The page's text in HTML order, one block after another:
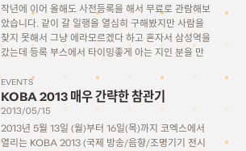
작년에 이어 올해도 사전등록을 해서 무료로 관람해보
았습니다. 같이 갈 일행을 열심히 구해봤지만 사람을
찾지 못해서 그냥 에라모르겠다 하고 혼자서 삼성역을
갔는데 등록 부스에서 타이밍좋게 아는 지인 분을 만
구경하고 왔습니다. * * […]
EVENTS
KOBA 2013 매우 간략한 참관기
2013/05/15
2013년 5월 13일 (월)부터 16일(목)까지 코엑스에서
열리는 KOBA 2013 (국제 방송/음향/조명기기 전시